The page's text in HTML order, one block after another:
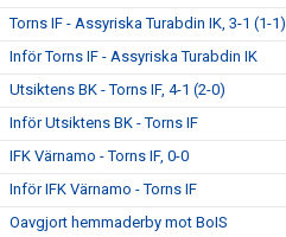
Torns IF - Assyriska Turabdin IK, 3-1 (1-1)
Inför Torns IF - Assyriska Turabdin IK
Utsiktens BK - Torns IF, 4-1 (2-0)
Inför Utsiktens BK - Torns IF
IFK Värnamo - Torns IF, 0-0
Inför IFK Värnamo - Torns IF
Oavgjort hemmaderby mot BoIS